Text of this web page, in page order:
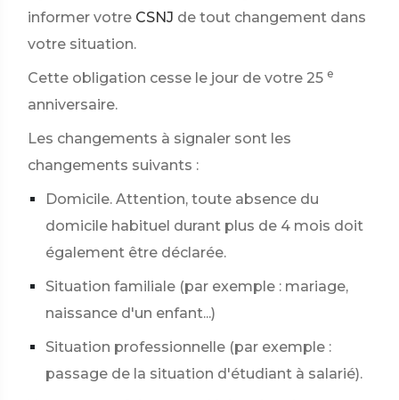
informer votre CSNJ de tout changement dans
votre situation.
Cette obligation cesse le jour de votre 25 e
anniversaire.
Les changements à signaler sont les
changements suivants :
Domicile. Attention, toute absence du
domicile habituel durant plus de 4 mois doit
également être déclarée.
Situation familiale (par exemple : mariage,
naissance d'un enfant...)
Situation professionnelle (par exemple :
passage de la situation d'étudiant à salarié).